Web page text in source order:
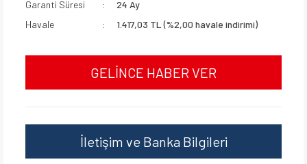
Garanti Süresi
24 Ay
Havale
1.417,03 TL (%2,00 havale indirimi)
GELİNCE HABER VER
İletişim ve Banka Bilgileri